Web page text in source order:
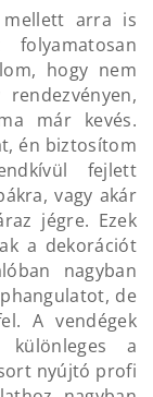
mellett arra is
hogy nem
már kevés.
én biztosítom
fejlett
vagy akár
jégre. Ezek
a dekorációt
nagyban
de
A vendégek
különleges a
nyújtó profi